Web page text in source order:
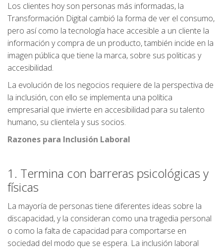
Los clientes hoy son personas más informadas, la
Transformación Digital cambió la forma de ver el consumo,
pero así como la tecnología hace accesible a un cliente la
información y compra de un producto, también incide en la
imagen pública que tiene la marca, sobre sus politicas y
accesibilidad.
La evolución de los negocios requiere de la perspectiva de
la inclusión, con ello se implementa una política
empresarial que invierte en accesibilidad para su talento
humano, su clientela y sus socios.
Razones para Inclusión Laboral
1. Termina con barreras psicológicas y
físicas
La mayoría de personas tiene diferentes ideas sobre la
discapacidad, y la consideran como una tragedia personal
o como la falta de capacidad para comportarse en
sociedad del modo que se espera. La inclusión laboral